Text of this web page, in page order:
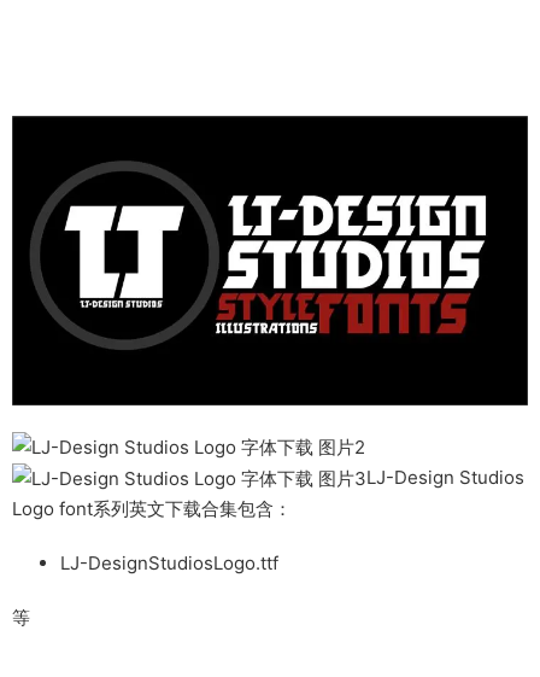
LJ-Design Studios
Logo font系列英文下载合集包含：
LJ-DesignStudiosLogo.ttf
等